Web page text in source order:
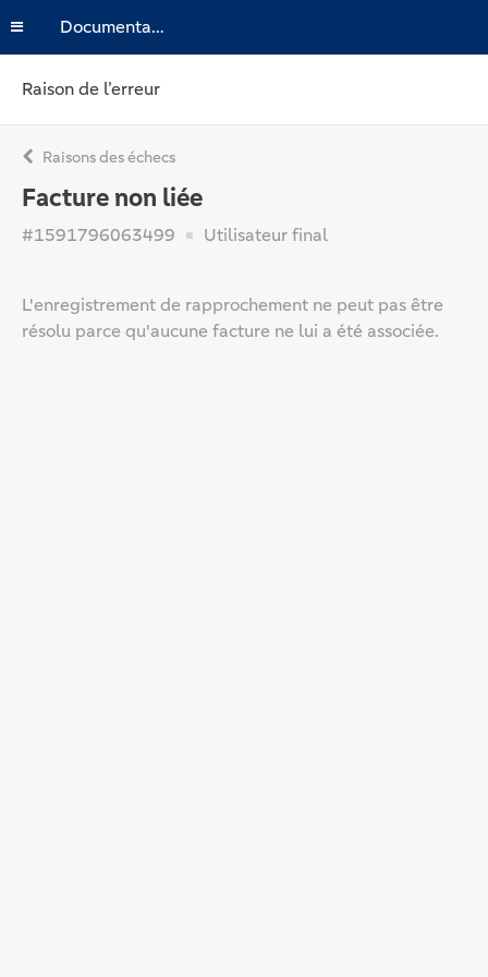
Documentation
Raison de l’erreur
Raisons des échecs
Facture non liée
#1591796063499 Utilisateur final
L'enregistrement de rapprochement ne peut pas être
résolu parce qu'aucune facture ne lui a été associée.